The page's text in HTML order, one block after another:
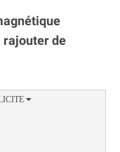
rajouter de